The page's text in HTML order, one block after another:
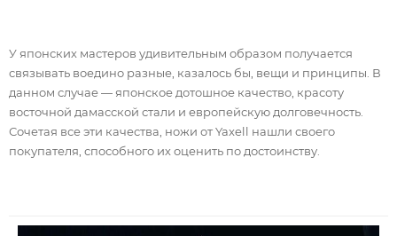
У японских мастеров удивительным образом получается
связывать воедино разные, казалось бы, вещи и принципы. В
данном случае — японское дотошное качество, красоту
восточной дамасской стали и европейскую долговечность.
Сочетая все эти качества, ножи от Yaxell нашли своего
покупателя, способного их оценить по достоинству.